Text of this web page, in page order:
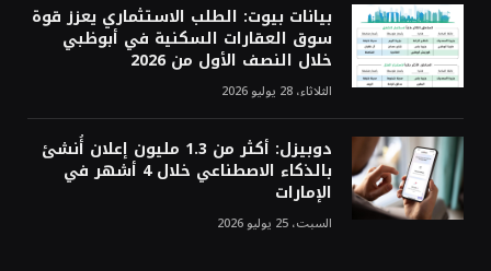
بيانات بيوت: الطلب الاستثماري يعزز قوة
سوق العقارات السكنية في أبوظبي
خلال النصف الأول من 2026
الثلاثاء، 28 يوليو 2026
دوبيزل: أكثر من 1.3 مليون إعلان أُنشئ
بالذكاء الاصطناعي خلال 4 أشهر في
الإمارات
السبت، 25 يوليو 2026